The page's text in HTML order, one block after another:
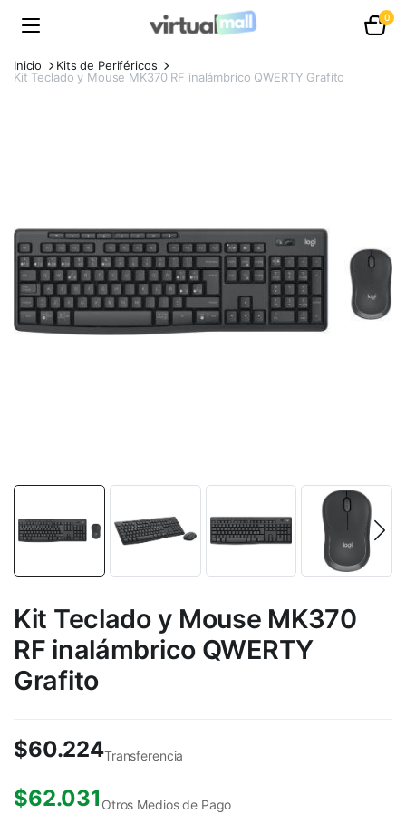
0
Inicio
Kits de Periféricos
Kit Teclado y Mouse MK370 RF inalámbrico QWERTY Grafito
Kit Teclado y Mouse MK370
RF inalámbrico QWERTY
Grafito
$60.224Transferencia
$62.031 Otros Medios de Pago